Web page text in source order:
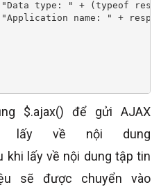
type: " + (typeof
name: " +
$.ajax() để gửi AJAX
lấy về nội dung
khi lấy về nội dung tập tin
sẽ được chuyển vào